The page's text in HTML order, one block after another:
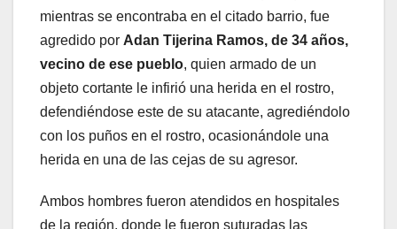
mientras se encontraba en el citado barrio, fue
agredido por Adan Tijerina Ramos, de 34 años,
vecino de ese pueblo, quien armado de un
objeto cortante le infirió una herida en el rostro,
defendiéndose este de su atacante, agrediéndolo
con los puños en el rostro, ocasionándole una
herida en una de las cejas de su agresor.
Ambos hombres fueron atendidos en hospitales
de la región, donde le fueron suturadas las